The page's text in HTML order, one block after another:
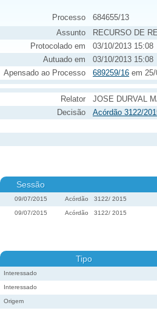
Processo
684655/13
Assunto
RECURSO DE
Protocolado em
03/10/2013 15:08
Autuado em
03/10/2013 15:08
Apensado ao Processo
689259/16 em
Relator
JOSE DURVAL
Decisão
Acórdão 3122/
Sessão
09/07/2015 Acórdão 3122/ 2015
09/07/2015 Acórdão 3122/ 2015
Tipo
Interessado
Interessado
Origem